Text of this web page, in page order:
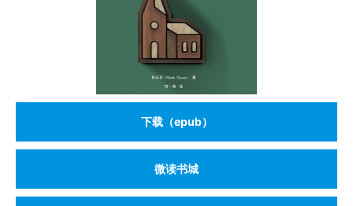
达里语
罗马尼亚语
意大利语
土耳其语
塞尔维亚语
下载（epub）
微读书城